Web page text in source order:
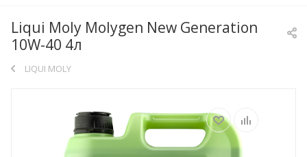
Liqui Moly Molygen New Generation
10W-40 4л
LIQUI MOLY